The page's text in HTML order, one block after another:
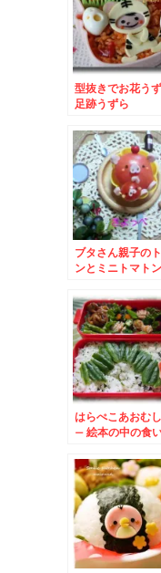
型抜きでお花う
足跡うずら
ブタさん親子の
ンとミニトマトン
はらぺこあおむ
– 絵本の中の食